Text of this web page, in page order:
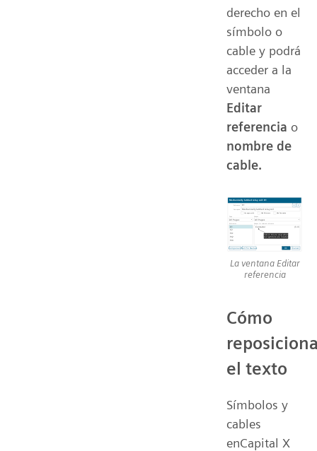
derecho en el
símbolo o
cable y podrá
acceder a la
ventana
Editar
referencia o
nombre de
cable.
La ventana Editar
referencia
Cómo
el texto
Símbolos y
cables
enCapital X